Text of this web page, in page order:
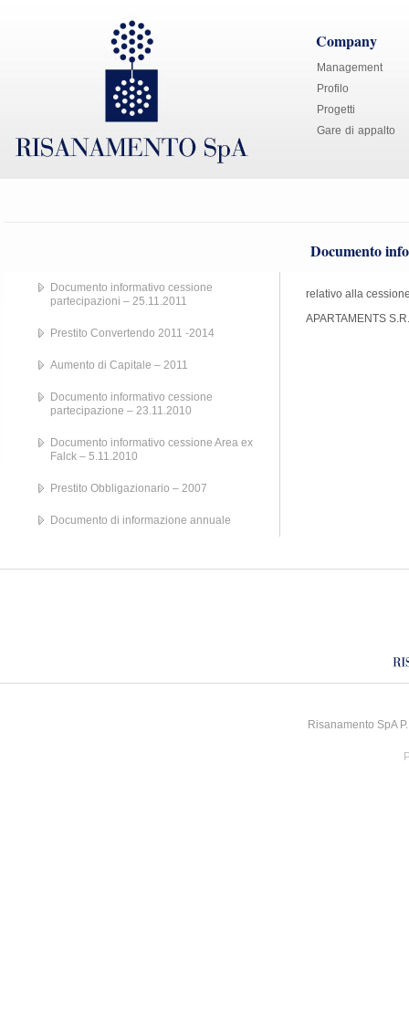
Company
Management
Profilo
Progetti
Gare di appalto
Documento
relativo alla
APARTAMENTS
Documento informativo cessione
partecipazioni – 25.11.2011
Prestito Convertendo 2011 -2014
Aumento di Capitale – 2011
Documento informativo cessione
partecipazione – 23.11.2010
Documento informativo cessione Area ex
Falck – 5.11.2010
Prestito Obbligazionario – 2007
Documento di informazione annuale
Risanamento SpA